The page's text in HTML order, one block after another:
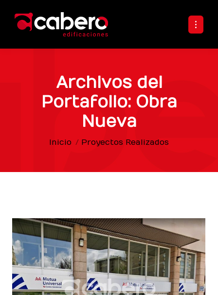
Archivos del
Portafolio: Obra
Nueva
Estás aquí:
Inicio Proyectos Realizados